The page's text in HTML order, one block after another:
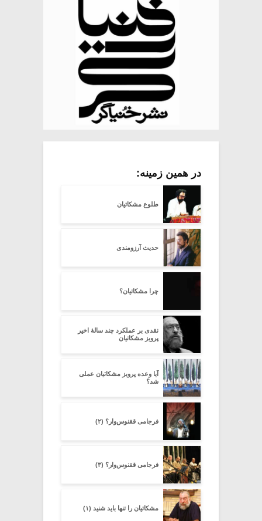
در همین زمینه:
طلوع مشکاتیان
حدیث آرزومندی
چرا مشکاتیان؟
نقدی بر عملکرد چند سالۀ اخیر
پرویز مشکاتیان
آیا وعده پرویز مشکاتیان عملی
شد؟
فرجامی ققنوس‌وار؟ (۲)
فرجامی ققنوس‌وار؟ (۳)
مشکاتیان را تنها باید شنید (۱)